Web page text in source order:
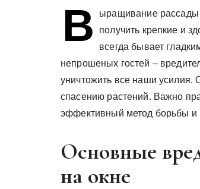
В
ыращивание рассады
получить крепкие и
всегда бывает
непрошеных гостей –
уничтожить все наши усилия.
спасению растений. Важно
эффективный метод борьбы и
Основные
на окне